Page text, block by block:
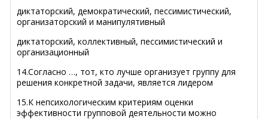
диктаторский, демократический, пессимистический,
организаторский и манипулятивный
диктаторский, коллективный, пессимистический и
организационный
14.Согласно …, тот, кто лучше организует группу для
решения конкретной задачи, является лидером
15.К непсихологическим критериям оценки
эффективности групповой деятельности можно